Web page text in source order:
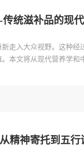
统滋补品的现
走入大众视野。这种
本文将从现代营养学
精神寄托到五行